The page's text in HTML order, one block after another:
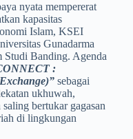
nyata mempererat
kapasitas
Islam, KSEI
Gunadarma
Studi Banding. Agenda
:
sebagai
ukhuwah,
bertukar gagasan
di lingkungan